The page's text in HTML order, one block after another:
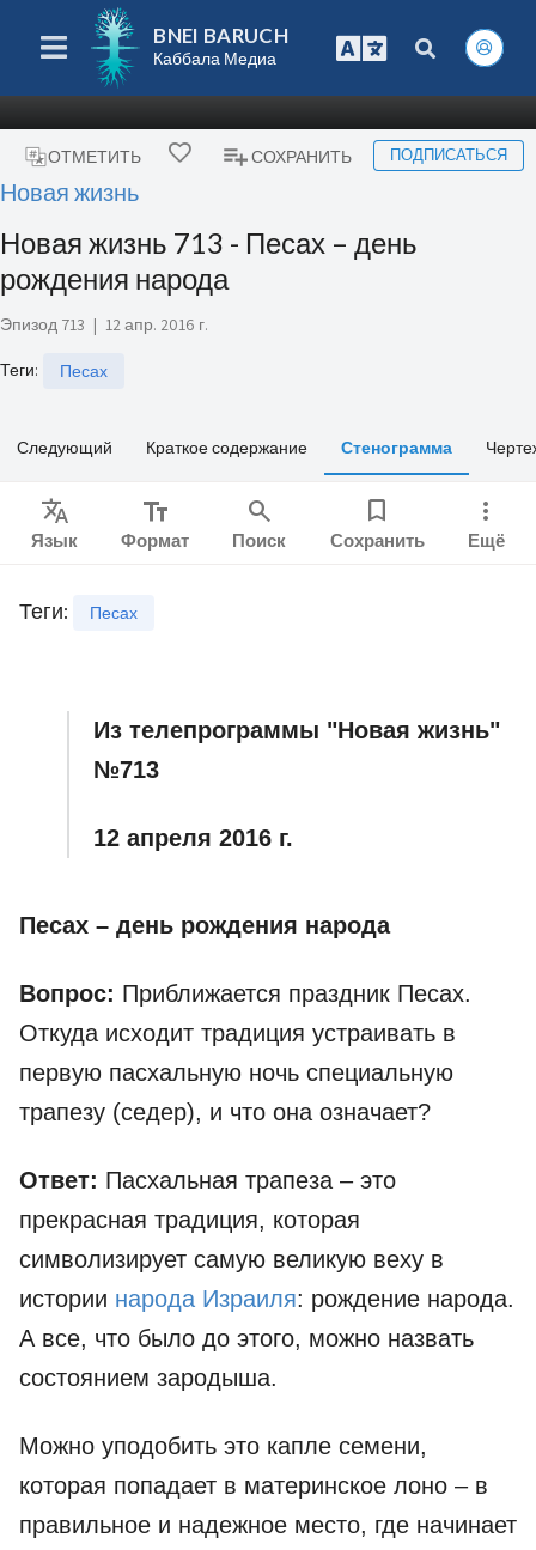
BNEI BARUCH
Каббала Медиа
ОТМЕТИТЬ СОХРАНИТЬ ПОДПИСАТЬСЯ
Новая жизнь
Новая жизнь 713 - Песах – день
рождения народа
Эпизод 713 | 12 апр. 2016 г.
Теги: Песах
Следующий Краткое содержание Стенограмма
Translate
Язык
text_fields
Формат
search
Поиск
bookmark
Сохранить
more_vert
Ещё
Теги: Песах
Из телепрограммы "Новая жизнь"
№713
12 апреля 2016 г.
Песах – день рождения народа
Вопрос: Приближается праздник Песах.
Откуда исходит традиция устраивать в
первую пасхальную ночь специальную
трапезу (седер), и что она означает?
Ответ: Пасхальная трапеза – это
прекрасная традиция, которая
символизирует самую великую веху в
истории народа Израиля: рождение народа.
А все, что было до этого, можно назвать
состоянием зародыша.
Можно уподобить это капле семени,
которая попадает в материнское лоно – в
правильное и надежное место, где начинает